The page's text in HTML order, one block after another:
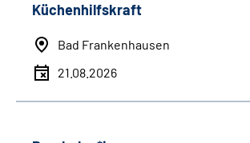
Küchenhilfskraft
Bad Frankenhausen
21.08.2026